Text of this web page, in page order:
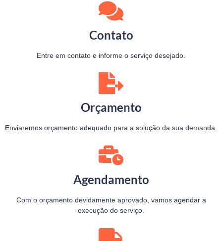
Contato
Entre em contato e informe o serviço desejado.
Orçamento
Enviaremos orçamento adequado para a solução da sua demanda.
Agendamento
Com o orçamento devidamente aprovado, vamos agendar a
execução do serviço.